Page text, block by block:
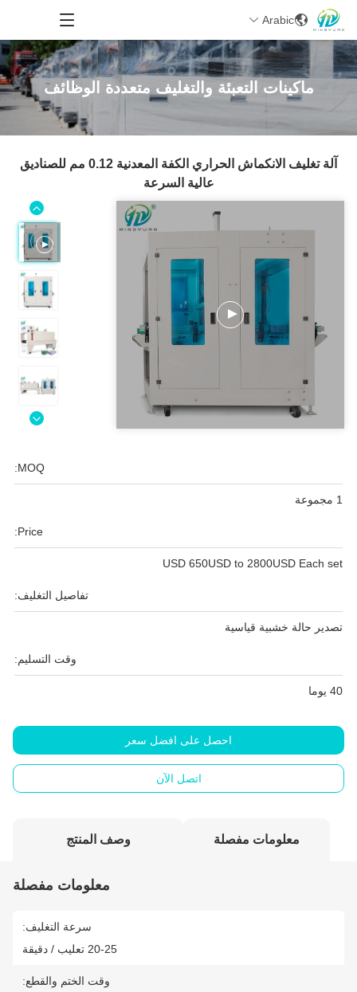
Arabic
ماكينات التعبئة والتغليف متعددة الوظائف
آلة تغليف الانكماش الحراري الكفة المعدنية 0.12 مم للصناديق
عالية السرعة
MOQ:
1 مجموعة
Price:
USD 650USD to 2800USD Each set
تفاصيل التغليف:
تصدير حالة خشبية قياسية
وقت التسليم:
40 يوما
احصل على افضل سعر
اتصل الآن
معلومات مفصلة وصف المنتج
معلومات مفصلة
سرعة التغليف:
20-25 تعليب / دقيقة
وقت الختم والقطع: